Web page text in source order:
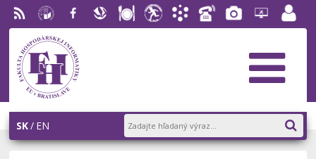
RSS EU v
Bratislave
FacebookSlovenskáStravovanie
ŠtudentskýAkademický
TelefónnyFotogaléria
Helpdesk
portál
SK EN